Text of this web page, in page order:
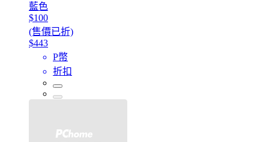
藍色
$100
(售價已折)
$443
P幣
折扣